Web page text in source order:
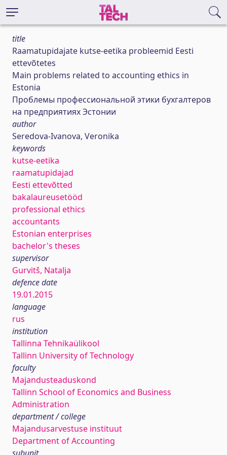
title
Raamatupidajate kutse-eetika probleemid Eesti
ettevõtetes
Main problems related to accounting ethics in
Estonia
Проблемы профессиональной этики бухгалтеров
на предприятиях Эстонии
author
Seredova-Ivanova, Veronika
keywords
kutse-eetika
raamatupidajad
Eesti ettevõtted
bakalaureusetööd
professional ethics
accountants
Estonian enterprises
bachelor's theses
supervisor
Gurvitš, Natalja
defence date
19.01.2015
language
rus
institution
Tallinna Tehnikaülikool
Tallinn University of Technology
faculty
Majandusteaduskond
Tallinn School of Economics and Business
Administration
department / college
Majandusarvestuse instituut
Department of Accounting